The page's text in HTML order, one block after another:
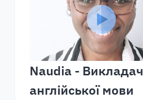
Naudia - Викладач
англійської мови